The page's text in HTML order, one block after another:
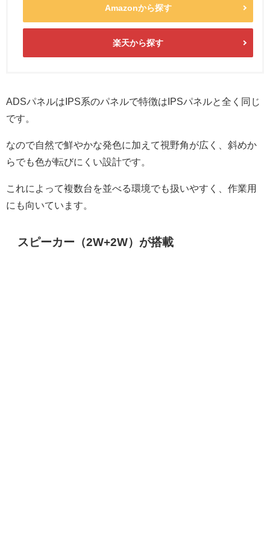
Amazonから探す
楽天から探す
ADSパネルはIPS系のパネルで特徴はIPSパネルと全く同じ
です。
なので自然で鮮やかな発色に加えて視野角が広く、斜めか
らでも色が転びにくい設計です。
これによって複数台を並べる環境でも扱いやすく、作業用
にも向いています。
スピーカー（2W+2W）が搭載